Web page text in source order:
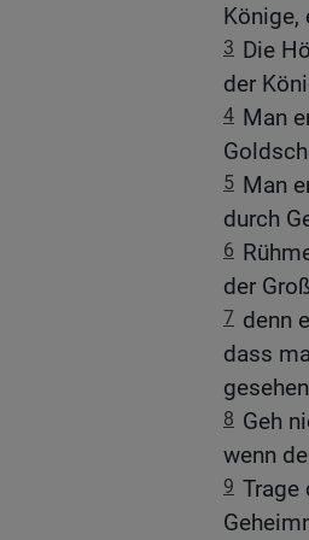
Könige,
3 Die
der
4 Man
5 Man
durch
6
der
7 denn
dass
8 Geh
wenn
9 Trage